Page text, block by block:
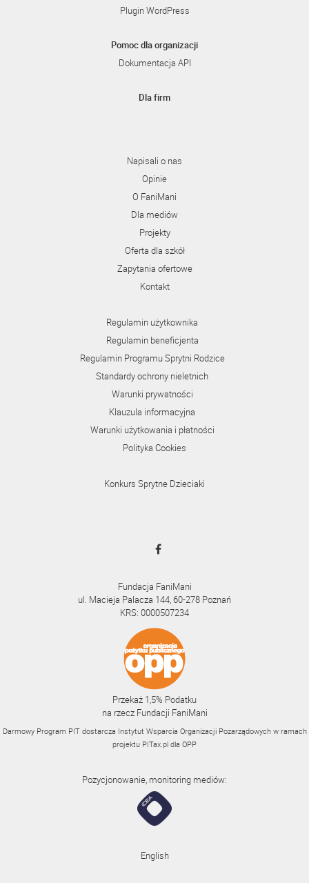
Plugin WordPress
Pomoc dla organizacji
Dokumentacja API
Dla firm
Napisali o nas
Opinie
O FaniMani
Dla mediów
Projekty
Oferta dla szkół
Zapytania ofertowe
Kontakt
Regulamin użytkownika
Regulamin beneficjenta
Regulamin Programu Sprytni Rodzice
Standardy ochrony nieletnich
Warunki prywatności
Klauzula informacyjna
Warunki użytkowania i płatności
Polityka Cookies
Konkurs Sprytne Dzieciaki
Fundacja FaniMani
ul. Macieja Palacza 144, 60-278 Poznań
KRS: 0000507234
Przekaż 1,5% Podatku
na rzecz Fundacji FaniMani
Darmowy Program PIT dostarcza Instytut Wsparcia Organizacji Pozarządowych w ramach
projektu PITax.pl dla OPP
Pozycjonowanie, monitoring mediów:
English